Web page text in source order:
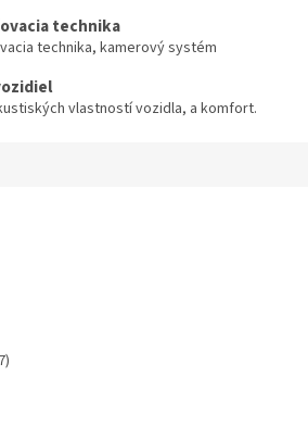
technika
technika, kamerový systém
vlastností vozidla, a komfort.